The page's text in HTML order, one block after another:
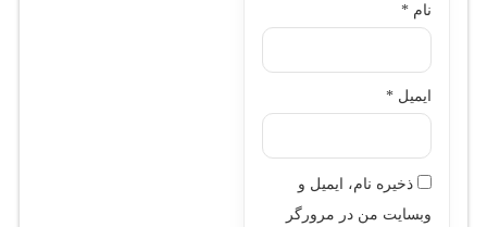
نام *
ایمیل *
ذخیره نام، ایمیل و
وبسایت من در مرورگر